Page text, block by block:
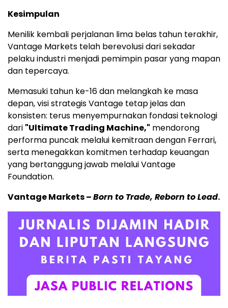
Kesimpulan
Menilik kembali perjalanan lima belas tahun terakhir,
Vantage Markets telah berevolusi dari sekadar
pelaku industri menjadi pemimpin pasar yang mapan
dan tepercaya.
Memasuki tahun ke-16 dan melangkah ke masa
depan, visi strategis Vantage tetap jelas dan
konsisten: terus menyempurnakan fondasi teknologi
dari "Ultimate Trading Machine," mendorong
performa puncak melalui kemitraan dengan Ferrari,
serta menegakkan komitmen terhadap keuangan
yang bertanggung jawab melalui Vantage
Foundation.
Vantage Markets –Born to Trade, Reborn to Lead.